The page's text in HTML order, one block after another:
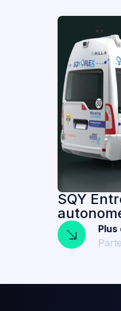
SQY
autonome qui
déplacements
Plus de
Partenariat -